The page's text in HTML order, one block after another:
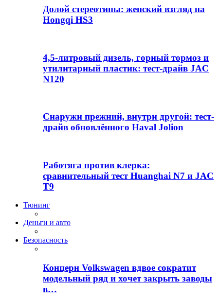
Долой стереотипы: женский взгляд на
Hongqi HS3
4,5-литровый дизель, горный тормоз и
утилитарный пластик: тест-драйв JAC
N120
Снаружи прежний, внутри другой: тест-
драйв обновлённого Haval Jolion
Работяга против клерка:
сравнительный тест Huanghai N7 и JAC
T9
Тюнинг
Деньги и авто
Безопасность
Концерн Volkswagen вдвое сократит
модельный ряд и хочет закрыть заводы
в…